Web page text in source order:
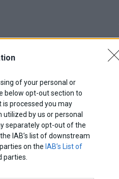
of your personal or
below opt-out section to
processed you may
by us or personal
separately opt-out of the
IAB’s list of downstream
on the IAB’s List of